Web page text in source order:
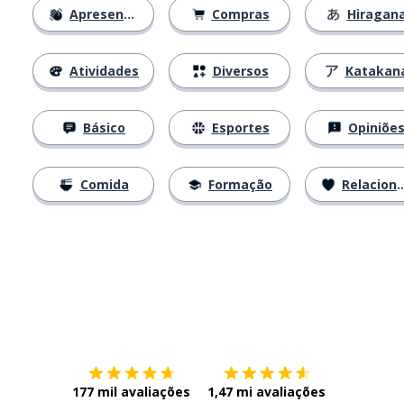
Apresentações
Atividades
Básico
Comida
Compras
Diversos
Esportes
Formação
Opiniões
Relacionamentos
177 mil avaliações 1,47 mi avaliações